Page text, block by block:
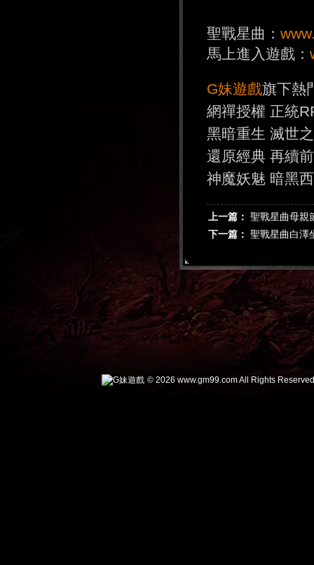
聖戰星曲：
馬上進入遊戲：
G妹遊戲旗下熱
網禪授權 正統
黑暗重生 滅世
還原經典 再續
神魔妖魅 暗黑
上一篇： 聖戰星曲母親
下一篇： 聖戰星曲白澤
© 2026 www.gm99.com All Rights